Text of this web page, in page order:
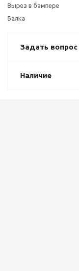
Вырез в бампере
Балка
Задать вопрос
Наличие